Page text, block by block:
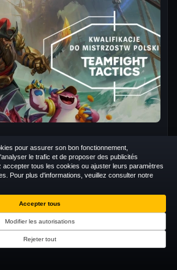
DO
EUW
pour assurer son bon fonctionnement,
le trafic et de proposer des publicités
accepter tous les cookies ou ajuster leurs paramètres
Pour plus d'informations, veuillez consulter notre
Accepter tous
Modifier les autorisations
Rejeter tout